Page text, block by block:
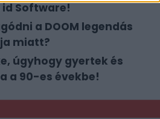
Software!
a DOOM legendás
miatt?
úgyhogy gyertek és
a 90-es évekbe!